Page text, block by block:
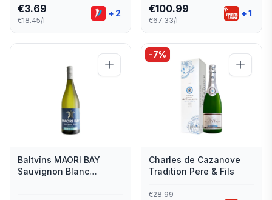
11% 0,2l
€3.69
€18.45/l
+ 2 €100.99
€67.33/l
+1
Baltvīns MAORI BAY
Sauvignon Blanc
-7%
Charles de Cazanove
Tradition Pere & Fils
€28.99